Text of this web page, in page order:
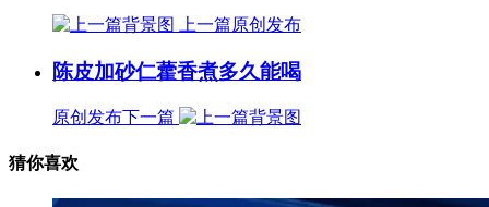
上一篇原创发布
陈皮加砂仁藿香煮多久能喝
原创发布下一篇
猜你喜欢